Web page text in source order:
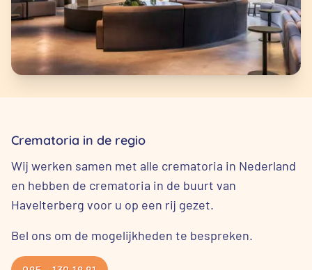
Crematoria in de regio
Wij werken samen met alle crematoria in Nederland
en hebben de crematoria in de buurt van
Havelterberg voor u op een rij gezet.
Bel ons om de mogelijkheden te bespreken.